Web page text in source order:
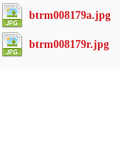
btrm008179a.jpg
btrm008179r.jpg